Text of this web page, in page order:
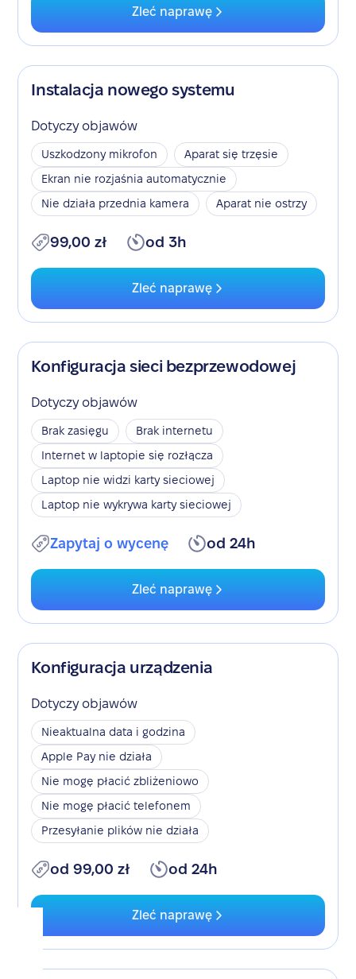
Zleć naprawę
Instalacja nowego systemu
Dotyczy objawów
Uszkodzony mikrofon
Aparat się trzęsie
Ekran nie rozjaśnia automatycznie
Nie działa przednia kamera
Aparat nie ostrzy
99,00 zł od 3h
Zleć naprawę
Konfiguracja sieci bezprzewodowej
Dotyczy objawów
Brak zasięgu
Brak internetu
Internet w laptopie się rozłącza
Laptop nie widzi karty sieciowej
Laptop nie wykrywa karty sieciowej
Zapytaj o wycenę od 24h
Zleć naprawę
Konfiguracja urządzenia
Dotyczy objawów
Nieaktualna data i godzina
Apple Pay nie działa
Nie mogę płacić zbliżeniowo
Nie mogę płacić telefonem
Przesyłanie plików nie działa
od 99,00 zł od 24h
Zleć naprawę